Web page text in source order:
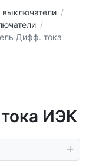
выключатели
Дифф. тока
ИЭК